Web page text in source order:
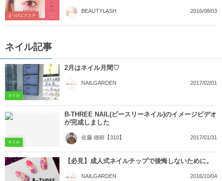
まつげエクステ
BEAUTYLASH 2016/08/03
ネイル記事
ネイル
2月はネイル月間♡
NAILGARDEN 2017/02/01
ネイル
B-THREE NAIL(ビースリーネイル)のイメージビデオ
が完成しました
佐藤 雄樹【310】 2017/01/31
【必見】成人式ネイルチップで後悔しないために。
NAILGARDEN 2016/10/04